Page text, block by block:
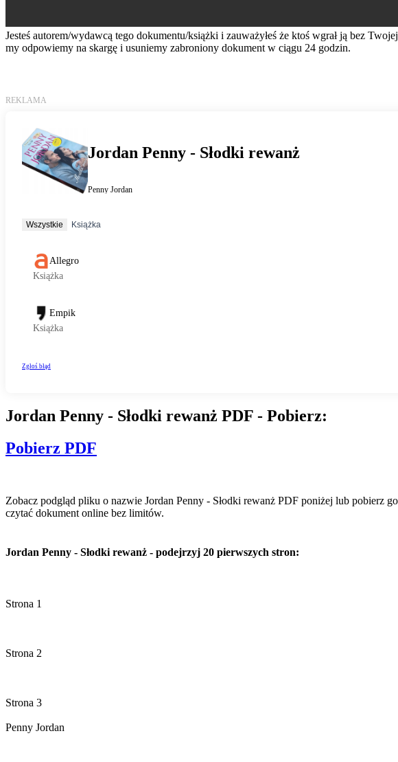
Jesteś autorem/wydawcą tego dokumentu/książki i zauważyłeś że ktoś wgrał ją bez
my odpowiemy na skargę i usuniemy zabroniony dokument w ciągu 24 godzin.
Jordan Penny - Słodki rewanż PDF - Pobierz:
Pobierz PDF
Zobacz podgląd pliku o nazwie Jordan Penny - Słodki rewanż PDF poniżej lub pobierz
czytać dokument online bez limitów.
Jordan Penny - Słodki rewanż - podejrzyj 20 pierwszych stron: